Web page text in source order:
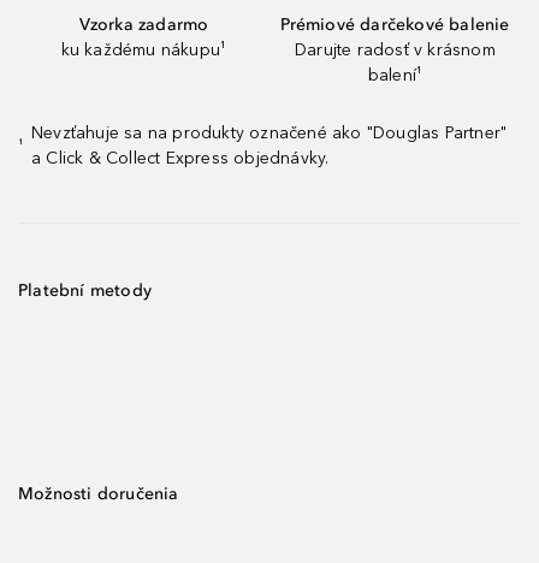
Vzorka zadarmo
ku každému nákupu¹
Prémiové darčekové balenie
Darujte radosť v krásnom
balení¹
¹
Nevzťahuje sa na produkty označené ako "Douglas Partner"
a Click & Collect Express objednávky.
Platební metody
Možnosti doručenia